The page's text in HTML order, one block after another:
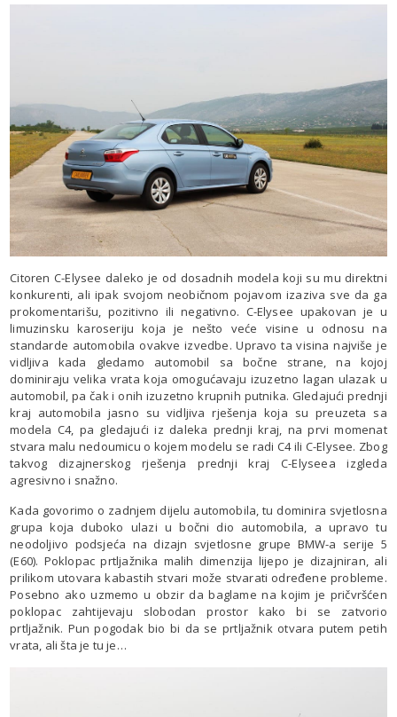
Citoren C-Elysee daleko je od dosadnih modela koji su mu direktni
konkurenti, ali ipak svojom neobičnom pojavom izaziva sve da ga
prokomentarišu, pozitivno ili negativno. C-Elysee upakovan je u
limuzinsku karoseriju koja je nešto veće visine u odnosu na
standarde automobila ovakve izvedbe. Upravo ta visina najviše je
vidljiva kada gledamo automobil sa bočne strane, na kojoj
dominiraju velika vrata koja omogućavaju izuzetno lagan ulazak u
automobil, pa čak i onih izuzetno krupnih putnika. Gledajući prednji
kraj automobila jasno su vidljiva rješenja koja su preuzeta sa
modela C4, pa gledajući iz daleka prednji kraj, na prvi momenat
stvara malu nedoumicu o kojem modelu se radi C4 ili C-Elysee. Zbog
takvog dizajnerskog rješenja prednji kraj C-Elyseea izgleda
agresivno i snažno.
Kada govorimo o zadnjem dijelu automobila, tu dominira svjetlosna
grupa koja duboko ulazi u bočni dio automobila, a upravo tu
neodoljivo podsjeća na dizajn svjetlosne grupe BMW-a serije 5
(E60). Poklopac prtljažnika malih dimenzija lijepo je dizajniran, ali
prilikom utovara kabastih stvari može stvarati određene probleme.
Posebno ako uzmemo u obzir da baglame na kojim je pričvršćen
poklopac zahtijevaju slobodan prostor kako bi se zatvorio
prtljažnik. Pun pogodak bio bi da se prtljažnik otvara putem petih
vrata, ali šta je tu je…